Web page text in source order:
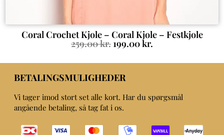
Coral Crochet Kjole – Coral Kjole – Festkjole
259.00kr.199.00kr.
BETALINGSMULIGHEDER
Vi tager imod stort set alle kort. Har du spørgsmål
angående betaling, så tag fat i os.